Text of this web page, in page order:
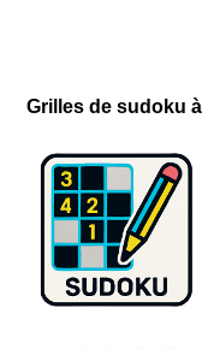
Grilles de sudoku